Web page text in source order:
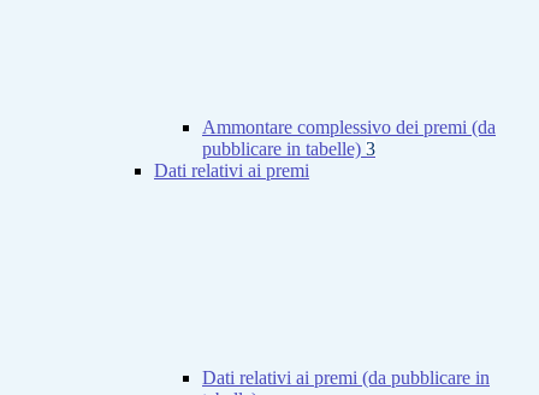
Ammontare complessivo dei premi (da
pubblicare in tabelle) 3
Dati relativi ai premi
Dati relativi ai premi (da pubblicare in